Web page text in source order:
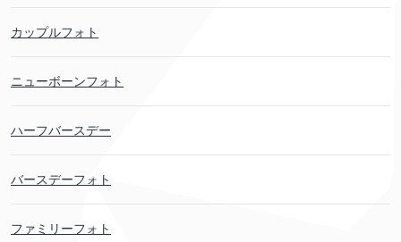
カップルフォト
ニューボーンフォト
ハーフバースデー
バースデーフォト
ファミリーフォト